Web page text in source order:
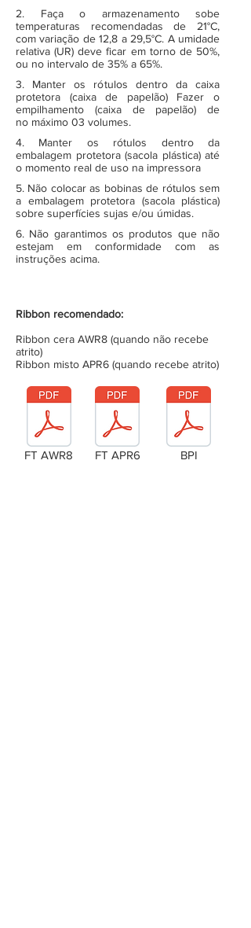
2. Faça o armazenamento sobe
temperaturas recomendadas de 21°C,
com variação de 12,8 a 29,5°C. A umidade
relativa (UR) deve ficar em torno de 50%,
ou no intervalo de 35% a 65%.
3. Manter os rótulos dentro da caixa
protetora (caixa de papelão) Fazer o
empilhamento (caixa de papelão) de
no máximo 03 volumes.
4. Manter os rótulos dentro da
embalagem protetora (sacola plástica) até
o momento real de uso na impressora
5. Não colocar as bobinas de rótulos sem
a embalagem protetora (sacola plástica)
sobre superfícies sujas e/ou úmidas.
6. Não garantimos os produtos que não
estejam em conformidade com as
instruções acima.
Ribbon recomendado:
Ribbon cera AWR8 (quando não recebe
atrito)
Ribbon misto APR6 (quando recebe atrito)
FT AWR8 FT APR6 BPI